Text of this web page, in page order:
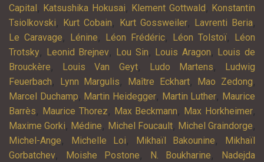
Capital , Katsushika Hokusai, Klement Gottwald , Konstantin
Tsiolkovski, Kurt Cobain, Kurt Gossweiler, Lavrenti Beria,
Le Caravage, Lénine, Léon Frédéric, Léon Tolstoï,
Léon
Trotsky, Leonid Brejnev, Lou Sin, Louis Aragon, Louis de
Brouckère, Louis Van Geyt, Ludo Martens,
Ludwig
Feuerbach, Lynn Margulis, Maître Eckhart, Mao Zedong,
Marcel Duchamp, Martin Heidegger, Martin Luther, Maurice
Barrès, Maurice Thorez, Max Beckmann, Max Horkheimer,
Maxime Gorki, Médine, Michel Foucault, Michel Graindorge,
Michel-Ange, Michelle Loi, Mikhaïl Bakounine,
Mikhaïl
Gorbatchev, Moishe Postone, N. Boukharine,
Nadejda